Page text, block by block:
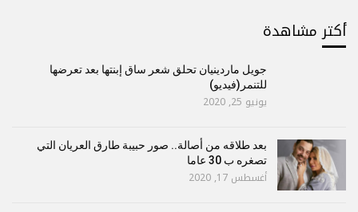
أكتر مشاهدة
جويل ماردينيان تحلق شعر ساق إبنتها بعد تعرضها
للتنمر(فيديو)
يونيو 25, 2020
بعد طلاقه من أصالة.. صور حبيبة طارق العريان التي
تصغره ب 30 عاما
أغسطس 17, 2020